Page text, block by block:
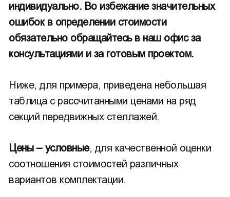
индивидуально. Во избежание значительных
ошибок в определении стоимости
обязательно обращайтесь в наш офис за
консультациями и за готовым проектом.
Ниже, для примера, приведена небольшая
таблица с рассчитанными ценами на ряд
секций передвижных стеллажей.
Цены – условные, для качественной оценки
соотношения стоимостей различных
вариантов комплектации.